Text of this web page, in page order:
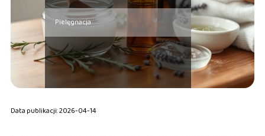
Pielęgnacja
Data publikacji: 2026-04-14